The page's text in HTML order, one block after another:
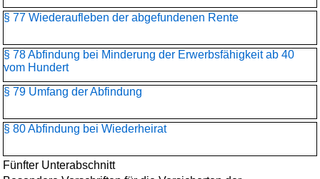
§ 77 Wiederaufleben der abgefundenen Rente
§ 78 Abfindung bei Minderung der Erwerbsfähigkeit ab 40
vom Hundert
§ 79 Umfang der Abfindung
§ 80 Abfindung bei Wiederheirat
Fünfter Unterabschnitt